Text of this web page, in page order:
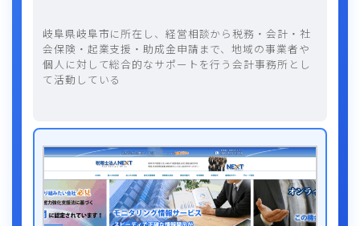
岐阜県岐阜市に所在し、経営相談から税務・会計・社
会保険・起業支援・助成金申請まで、地域の事業者や
個人に対して総合的なサポートを行う会計事務所とし
て活動している